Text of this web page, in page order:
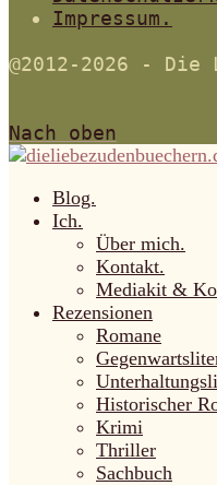
Impressum.
@2012-2026 -
Nach oben
Blog.
Ich.
Über mich.
Kontakt.
Mediakit &
Rezensionen
Romane
Historischer
Krimi
Thriller
Sachbuch